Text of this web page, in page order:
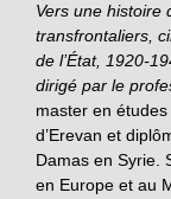
Vers une histoire
transfrontaliers,
de l’État, 1920-
dirigé par le
master en études
d’Erevan et
Damas en Syrie.
en Europe et au